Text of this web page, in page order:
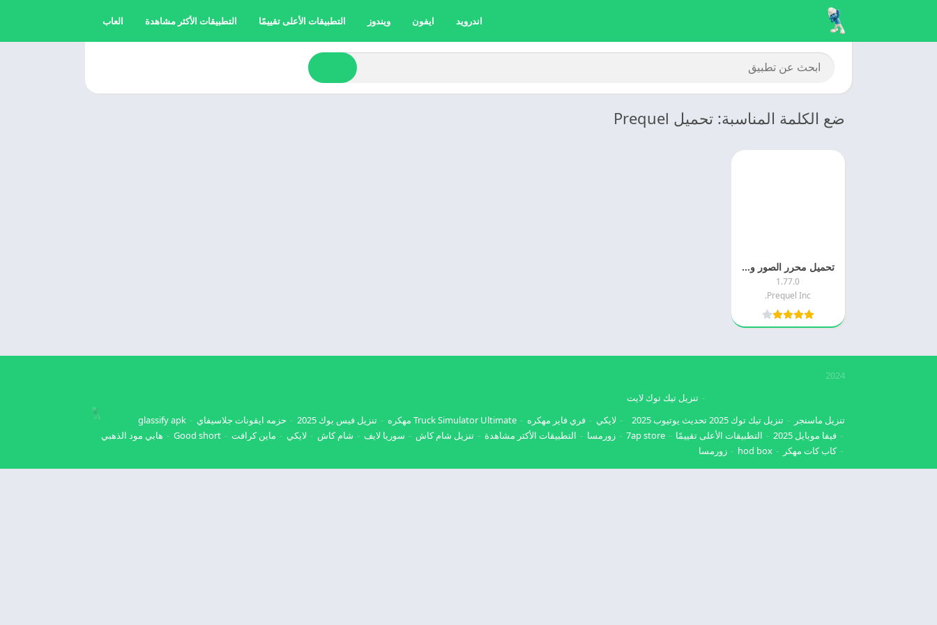
اندرويد ايفون ويندوز التطبيقات الأعلى تقييمًا التطبيقات الأكثر مشاهدة العاب
ضع الكلمة المناسبة: تحميل Prequel
تحميل محرر الصور والفيديو 2025 PREQUEL مهكر اخر تحديث
1.77.0
Prequel Inc.
2024
تنزيل ماسنجر تنزيل تيك توك 2025
تنزيل تيك توك لايت
تحديث يوتيوب 2025
لايكي فري فاير مهكره Truck Simulator Ultimate مهكره تنزيل فيس بوك 2025 حزمه ايقونات جلاسيفاي
glassify apk
فيفا موبايل 2025
التطبيقات الأعلى تقييمًا 7ap store زورمسا التطبيقات الأكثر مشاهدة تنزيل شام كاش سوريا لايف شام كاش لايكي ماين كرافت Good short
هابي مود الذهبي
كاب كات مهكر
hod box زورمسا